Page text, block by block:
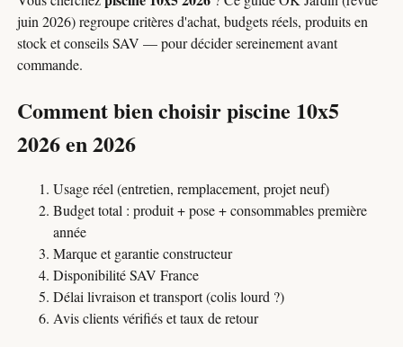
juin 2026) regroupe critères d'achat, budgets réels, produits en
stock et conseils SAV — pour décider sereinement avant
commande.
Comment bien choisir piscine 10x5
2026 en 2026
Usage réel (entretien, remplacement, projet neuf)
Budget total : produit + pose + consommables première
année
Marque et garantie constructeur
Disponibilité SAV France
Délai livraison et transport (colis lourd ?)
Avis clients vérifiés et taux de retour